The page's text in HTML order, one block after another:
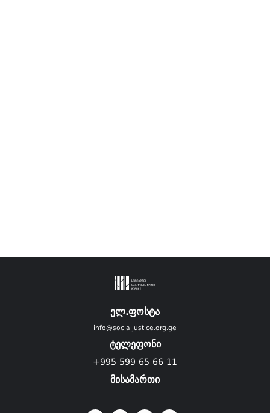
ელ.ფოსტა
info@socialjustice.org.ge
ტელეფონი
+995 599 65 66 11
მისამართი